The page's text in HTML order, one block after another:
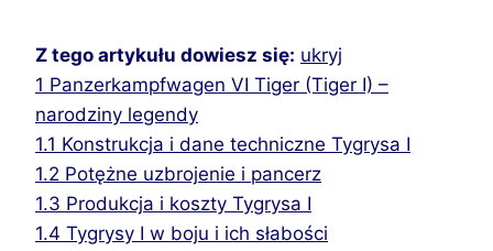
Z tego artykułu dowiesz się: ukryj
1 Panzerkampfwagen VI Tiger (Tiger I) –
narodziny legendy
1.1 Konstrukcja i dane techniczne Tygrysa I
1.2 Potężne uzbrojenie i pancerz
1.3 Produkcja i koszty Tygrysa I
1.4 Tygrysy I w boju i ich słabości